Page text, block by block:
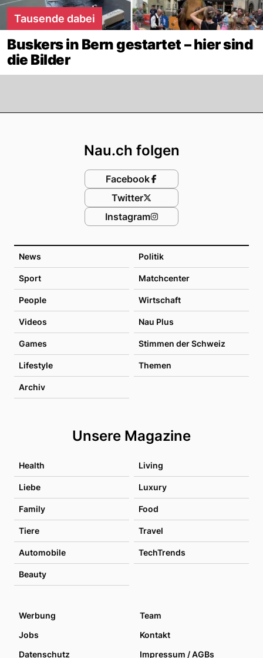
Tausende dabei
Buskers in Bern gestartet – hier sind
die Bilder
News Politik
Sport Matchcenter
People Wirtschaft
Videos Nau Plus
Games Stimmen der Schweiz
Lifestyle Themen
Archiv
Unsere Magazine
Health Living
Liebe Luxury
Family Food
Tiere Travel
Automobile TechTrends
Beauty
Nau.ch folgen
Facebook
Twitter
Instagram
Werbung
Team
Jobs
Kontakt
Datenschutz
Impressum / AGBs